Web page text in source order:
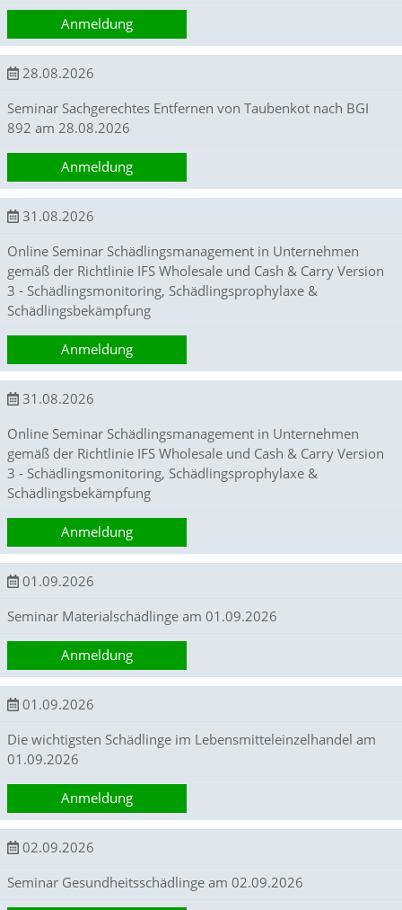
a
t
s
c
h
t
a
r
z
m
a
h
e
n
s
e
e
r
f
o
r
l
i
c
,
a
s
s
i
e
s
O
p
t
o
Anmeldung
28.08.2026
Seminar Sachgerechtes Entfernen von Taubenkot nach BGI
892 am 28.08.2026
Anmeldung
31.08.2026
Online Seminar Schädlingsmanagement in Unternehmen
gemäß der Richtlinie IFS Wholesale und Cash & Carry Version
3 - Schädlingsmonitoring, Schädlingsprophylaxe &
Schädlingsbekämpfung
Anmeldung
31.08.2026
Online Seminar Schädlingsmanagement in Unternehmen
gemäß der Richtlinie IFS Wholesale und Cash & Carry Version
3 - Schädlingsmonitoring, Schädlingsprophylaxe &
Schädlingsbekämpfung
Anmeldung
01.09.2026
Seminar Materialschädlinge am 01.09.2026
Anmeldung
01.09.2026
Die wichtigsten Schädlinge im Lebensmitteleinzelhandel am
01.09.2026
Anmeldung
02.09.2026
Seminar Gesundheitsschädlinge am 02.09.2026